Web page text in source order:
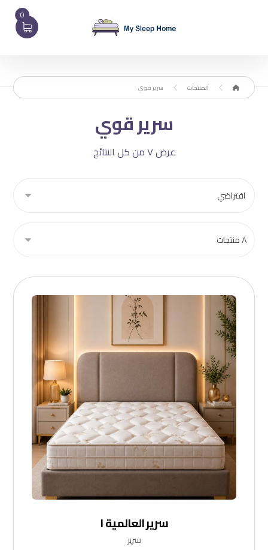
0
المنتجات سرير قوي
سرير قوي
عرض ⁦٧⁩ من كل النتائج
سرير العالمية ١
سرير